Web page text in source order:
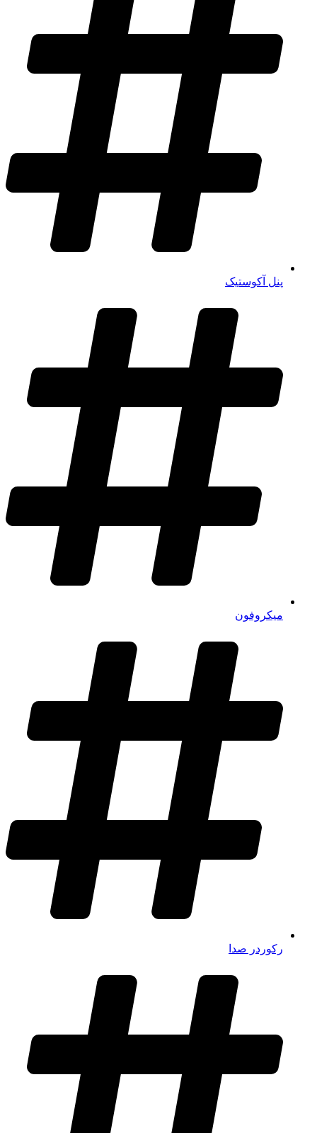
پنل آکوستیک
میکروفون
رکوردر صدا